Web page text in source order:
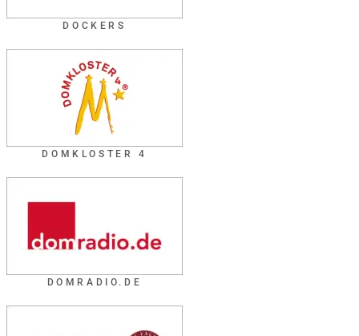
DOCKERS
DOMKLOSTER 4
DOMRADIO.DE